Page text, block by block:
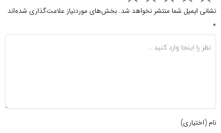
نشانی ایمیل شما منتشر نخواهد شد. بخش‌های موردنیاز علامت‌گذاری شده‌اند
*
نام (اختیاری)